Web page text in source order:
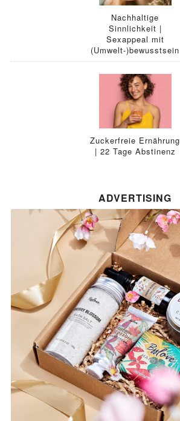
Nachhaltige
Sinnlichkeit |
Sexappeal mit
(Umwelt-)bewusstsein
Zuckerfreie Ernährung
| 22 Tage Abstinenz
ADVERTISING